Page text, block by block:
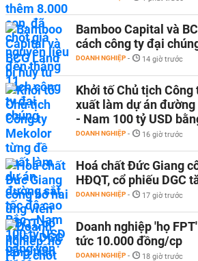
Bamboo Capital và
cách công ty đại
DOANH NGHIỆP - 14 giờ trước
Khởi tố Chủ tịch
xuất làm dự án
- Nam 100 tỷ USD
DOANH NGHIỆP - 16 giờ trước
Hoá chất Đức Giang
HĐQT, cổ phiếu DGC
DOANH NGHIỆP - 17 giờ trước
Doanh nghiệp 'họ
tức 10.000 đồng/cp
DOANH NGHIỆP - 18 giờ trước